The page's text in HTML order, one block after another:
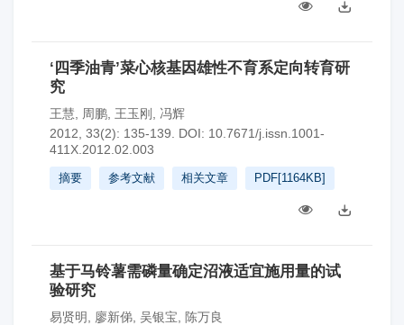
‘四季油青’菜心核基因雄性不育系定向转育研
究
王慧 周鹏 王玉刚
冯辉
2012, 33(2): 135-139.
DOI: 10.7671/j.issn.1001-
411X.2012.02.003
摘要 参考文献 相关文章 PDF[1164KB]
基于马铃薯需磷量确定沼液适宜施用量的试
验研究
易贤明 廖新俤 吴银宝
陈万良